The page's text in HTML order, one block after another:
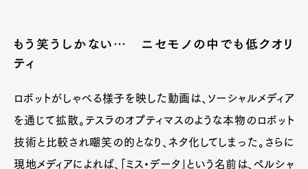
もう笑うしかない… ニセモノの中でも低クオリ
ティ
ロボットがしゃべる様子を映した動画は、ソーシャルメディア
を通じて拡散。テスラのオプティマスのような本物のロボット
技術と比較され嘲笑の的となり、ネタ化してしまった。さらに
現地メディアによれば、「ミス・データ」という名前は、ペルシャ